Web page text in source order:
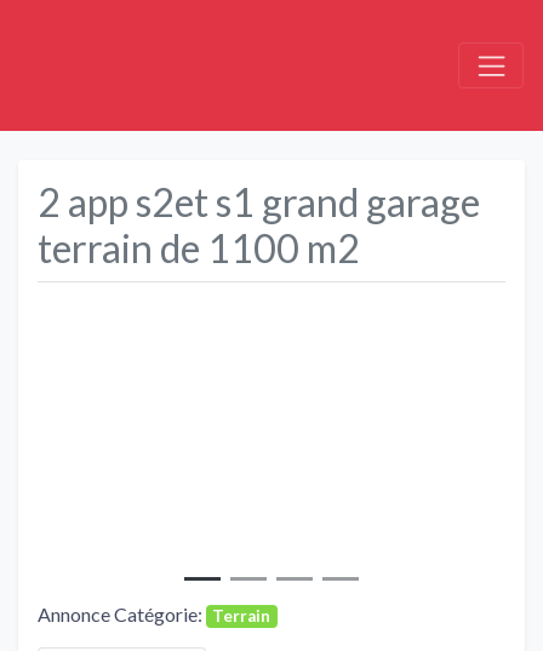
2 app s2et s1 grand garage
terrain de 1100 m2
Annonce Catégorie: Terrain